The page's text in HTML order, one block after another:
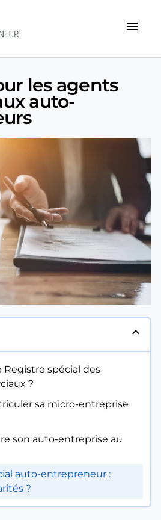
menu
les agents
auto-
expand_less
Registre spécial des
?
sa micro-entreprise
son auto-entreprise au
auto-entrepreneur :
?